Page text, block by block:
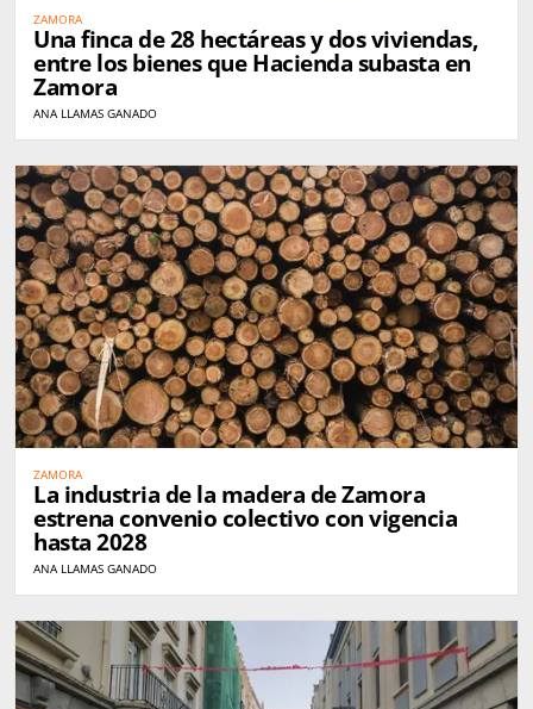
ZAMORA
Una finca de 28 hectáreas y dos viviendas,
entre los bienes que Hacienda subasta en
Zamora
ANA LLAMAS GANADO
ZAMORA
La industria de la madera de Zamora
estrena convenio colectivo con vigencia
hasta 2028
ANA LLAMAS GANADO